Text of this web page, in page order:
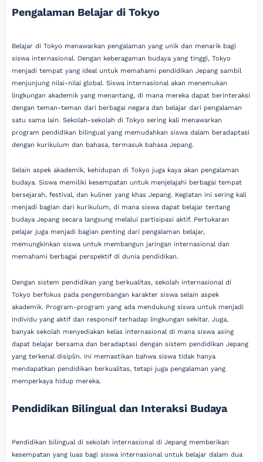
Pengalaman Belajar di Tokyo
Belajar di Tokyo menawarkan pengalaman yang unik dan menarik bagi
siswa internasional. Dengan keberagaman budaya yang tinggi, Tokyo
menjadi tempat yang ideal untuk memahami pendidikan Jepang sambil
menjunjung nilai-nilai global. Siswa internasional akan menemukan
lingkungan akademik yang menantang, di mana mereka dapat berinteraksi
dengan teman-teman dari berbagai negara dan belajar dari pengalaman
satu sama lain. Sekolah-sekolah di Tokyo sering kali menawarkan
program pendidikan bilingual yang memudahkan siswa dalam beradaptasi
dengan kurikulum dan bahasa, termasuk bahasa Jepang.
Selain aspek akademik, kehidupan di Tokyo juga kaya akan pengalaman
budaya. Siswa memiliki kesempatan untuk menjelajahi berbagai tempat
bersejarah, festival, dan kuliner yang khas Jepang. Kegiatan ini sering kali
menjadi bagian dari kurikulum, di mana siswa dapat belajar tentang
budaya Jepang secara langsung melalui partisipasi aktif. Pertukaran
pelajar juga menjadi bagian penting dari pengalaman belajar,
memungkinkan siswa untuk membangun jaringan internasional dan
memahami berbagai perspektif di dunia pendidikan.
Dengan sistem pendidikan yang berkualitas, sekolah internasional di
Tokyo berfokus pada pengembangan karakter siswa selain aspek
akademik. Program-program yang ada mendukung siswa untuk menjadi
individu yang aktif dan responsif terhadap lingkungan sekitar. Juga,
banyak sekolah menyediakan kelas internasional di mana siswa asing
dapat belajar bersama dan beradaptasi dengan sistem pendidikan Jepang
yang terkenal disiplin. Ini memastikan bahwa siswa tidak hanya
mendapatkan pendidikan berkualitas, tetapi juga pengalaman yang
memperkaya hidup mereka.
Pendidikan Bilingual dan Interaksi Budaya
Pendidikan bilingual di sekolah internasional di Jepang memberikan
kesempatan yang luas bagi siswa internasional untuk belajar dalam dua